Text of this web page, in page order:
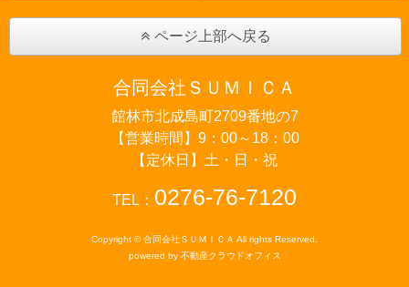
ページ上部へ戻る
合同会社ＳＵＭＩＣＡ
館林市北成島町2709番地の7
【営業時間】9：00～18：00
【定休日】土・日・祝
TEL： 0276-76-7120
Copyright © 合同会社ＳＵＭＩＣＡ All rights Reserved.
powered by 不動産クラウドオフィス